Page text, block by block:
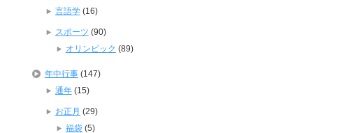
言語学(16)
スポーツ (90)
オリンピック (89)
年中行事(147)
通年(15)
お正月 (29)
福袋(5)